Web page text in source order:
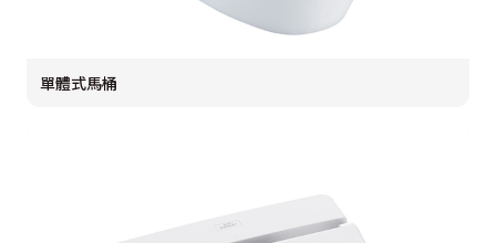
單體式馬桶